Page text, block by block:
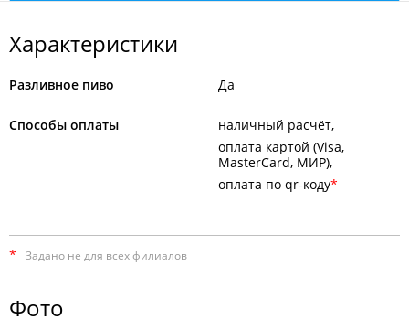
Характеристики
Разливное пиво Да
Способы оплаты
наличный расчёт
оплата картой (Visa,
MasterCard, МИР)
оплата по qr-коду
* Задано не для всех филиалов
Фото